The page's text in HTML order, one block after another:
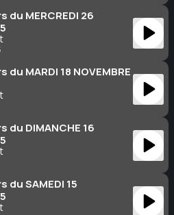
du MERCREDI 26
MARDI 18 NOVEMBRE
du DIMANCHE 16
du SAMEDI 15